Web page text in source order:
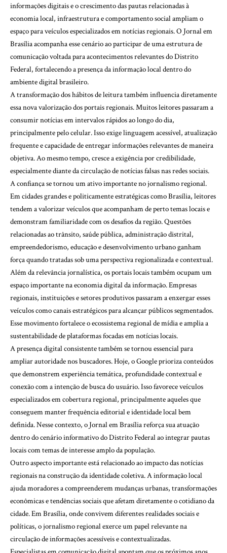
informações digitais e o crescimento das pautas relacionadas à
economia local, infraestrutura e comportamento social ampliam o
espaço para veículos especializados em notícias regionais. O Jornal em
Brasíliaacompanha esse cenário ao participar de uma estrutura de
comunicação voltada para acontecimentos relevantes do Distrito
Federal, fortalecendo a presença da informação local dentro do
ambiente digital brasileiro.
A transformação dos hábitos de leitura também influencia diretamente
essa nova valorização dos portais regionais. Muitos leitores passaram a
consumir notícias em intervalos rápidos ao longo do dia,
principalmente pelo celular. Isso exige linguagem acessível, atualização
frequente e capacidade de entregar informações relevantes de maneira
objetiva. Ao mesmo tempo, cresce a exigência por credibilidade,
especialmente diante da circulação de notícias falsas nas redes sociais.
A confiança se tornou um ativo importante no jornalismo regional.
Em cidades grandes e politicamente estratégicas como Brasília, leitores
tendem a valorizar veículos que acompanham de perto temas locais e
demonstram familiaridade com os desafios da região. Questões
relacionadas ao trânsito, saúde pública, administração distrital,
empreendedorismo, educação e desenvolvimento urbano ganham
força quando tratadas sob uma perspectiva regionalizada e contextual.
Além da relevância jornalística, os portais locais também ocupam um
espaço importante na economia digital da informação. Empresas
regionais, instituições e setores produtivos passaram a enxergar esses
veículos como canais estratégicos para alcançar públicos segmentados.
Esse movimento fortalece o ecossistema regional de mídia e amplia a
sustentabilidade de plataformas focadas em notícias locais.
A presença digital consistente também se tornou essencial para
ampliar autoridade nos buscadores. Hoje, o Google prioriza conteúdos
que demonstrem experiência temática, profundidade contextual e
conexão com a intenção de busca do usuário. Isso favorece veículos
especializados em cobertura regional, principalmente aqueles que
conseguem manter frequência editorial e identidade local bem
definida. Nesse contexto, o Jornal em Brasíliareforça sua atuação
dentro do cenário informativo do Distrito Federal ao integrar pautas
locais com temas de interesse amplo da população.
Outro aspecto importante está relacionado ao impacto das notícias
regionais na construção da identidade coletiva. A informação local
ajuda moradores a compreenderem mudanças urbanas, transformações
econômicas e tendências sociais que afetam diretamente o cotidiano da
cidade. Em Brasília, onde convivem diferentes realidades sociais e
políticas, o jornalismo regional exerce um papel relevante na
circulação de informações acessíveis e contextualizadas.